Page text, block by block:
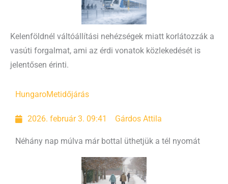
Kelenföldnél váltóállítási nehézségek miatt korlátozzák a
vasúti forgalmat, ami az érdi vonatok közlekedését is
jelentősen érinti.
HungaroMetidőjárás
2026. február 3. 09:41 Gárdos Attila
Néhány nap múlva már bottal üthetjük a tél nyomát